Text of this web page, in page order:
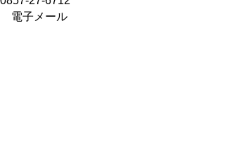
電子メール